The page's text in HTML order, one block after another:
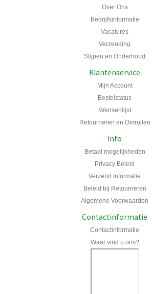
Over Ons
Bedrijfsinformatie
Vacatures
Verzending
Slijpen en Onderhoud
Klantenservice
Mijn Account
Bestelstatus
Wensenlijst
Retourneren en Omruilen
Info
Betaal mogelijkheden
Privacy Beleid
Verzend Informatie
Beleid bij Retourneren
Algemene Voorwaarden
Contactinformatie
Contactinformatie
Waar vind u ons?